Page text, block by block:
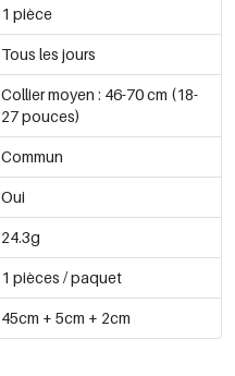
1 pièce
Tous les jours
Collier moyen : 46-70 cm (18-
27 pouces)
Commun
Oui
24.3g
1 pièces / paquet
45cm + 5cm + 2cm